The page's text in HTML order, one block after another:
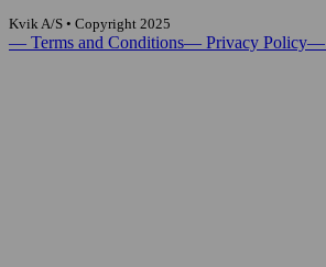
Kvik A/S • Copyright 2025
— Terms and Conditions— Privacy Policy—